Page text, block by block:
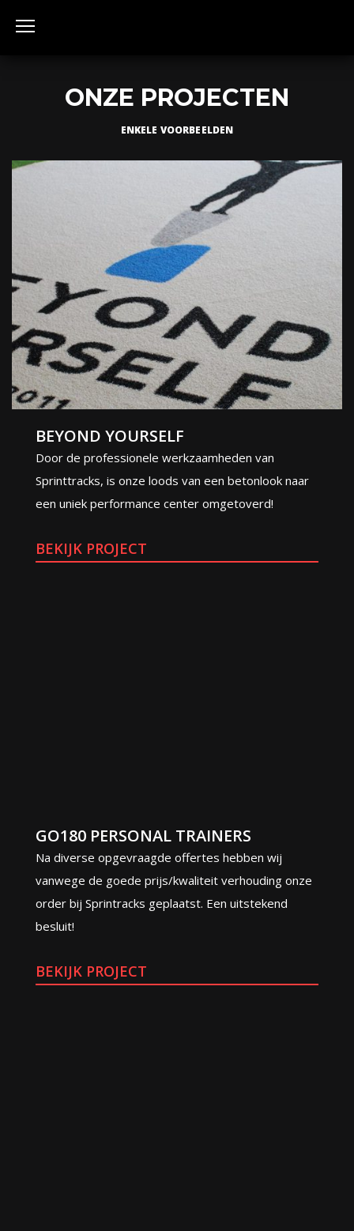
ONZE PROJECTEN
ENKELE VOORBEELDEN
BEYOND YOURSELF
Door de professionele werkzaamheden van
Sprinttracks, is onze loods van een betonlook naar
een uniek performance center omgetoverd!
BEKIJK PROJECT
GO180 PERSONAL TRAINERS
Na diverse opgevraagde offertes hebben wij
vanwege de goede prijs/kwaliteit verhouding onze
order bij Sprintracks geplaatst. Een uitstekend
besluit!
BEKIJK PROJECT